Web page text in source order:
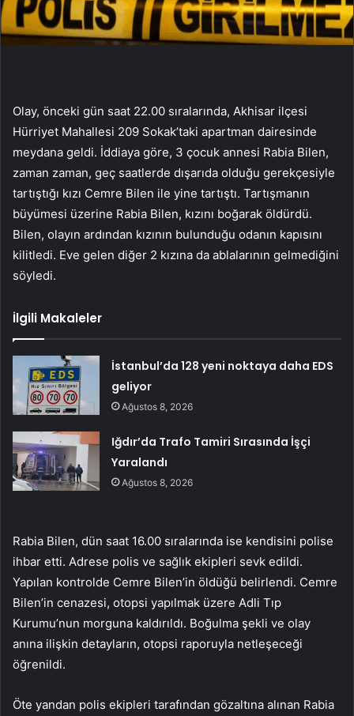
Olay, önceki gün saat 22.00 sıralarında, Akhisar ilçesi
Hürriyet Mahallesi 209 Sokak’taki apartman dairesinde
meydana geldi. İddiaya göre, 3 çocuk annesi Rabia Bilen,
zaman zaman, geç saatlerde dışarıda olduğu gerekçesiyle
tartıştığı kızı Cemre Bilen ile yine tartıştı. Tartışmanın
büyümesi üzerine Rabia Bilen, kızını boğarak öldürdü.
Bilen, olayın ardından kızının bulunduğu odanın kapısını
kilitledi. Eve gelen diğer 2 kızına da ablalarının gelmediğini
söyledi.
İlgili Makaleler
İstanbul’da 128 yeni noktaya daha EDS
geliyor
Ağustos 8, 2026
Iğdır’da Trafo Tamiri Sırasında İşçi
Yaralandı
Ağustos 8, 2026
Rabia Bilen, dün saat 16.00 sıralarında ise kendisini polise
ihbar etti. Adrese polis ve sağlık ekipleri sevk edildi.
Yapılan kontrolde Cemre Bilen’in öldüğü belirlendi. Cemre
Bilen’in cenazesi, otopsi yapılmak üzere Adli Tıp
Kurumu’nun morguna kaldırıldı. Boğulma şekli ve olay
anına ilişkin detayların, otopsi raporuyla netleşeceği
öğrenildi.
Öte yandan polis ekipleri tarafından gözaltına alınan Rabia